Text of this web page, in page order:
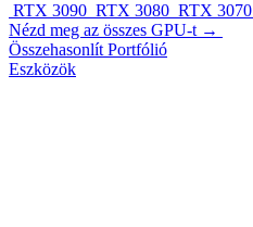
RTX 3090 RTX 3080 RTX 3070
Nézd meg az összes GPU-t →
Összehasonlít Portfólió
Eszközök